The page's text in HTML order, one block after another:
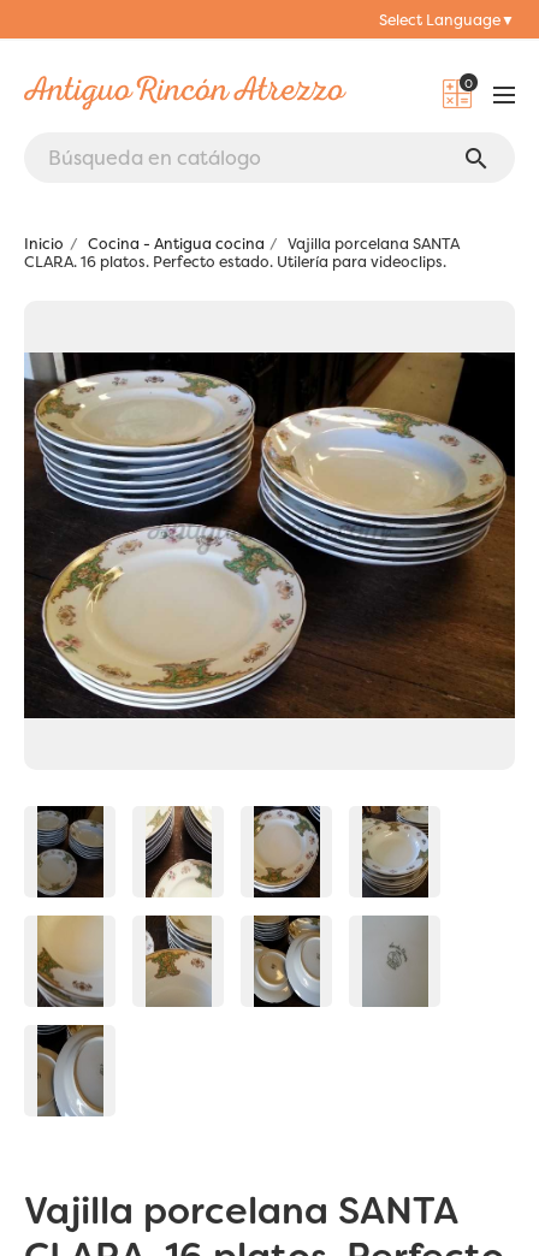
Select Language▼
0
search
Inicio Cocina - Antigua cocina
Vajilla porcelana SANTA
CLARA. 16 platos. Perfecto estado. Utilería para videoclips.
Vajilla porcelana SANTA